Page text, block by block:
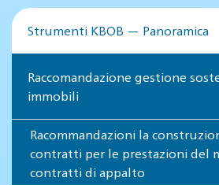
Strumenti KBOB — Panoramica
Raccomandazione gestione
immobili
Racommandazioni la
contratti per le prestazioni del
contratti di appalto